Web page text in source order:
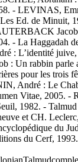
- LEVINAS,
Ed. de Minuit,
- La Haggadah
: L’identité
: Un rabbin parle
pour les trois
André : Le
Vitae, 2005. -
1982. -
et CH.
du
du Cerf,